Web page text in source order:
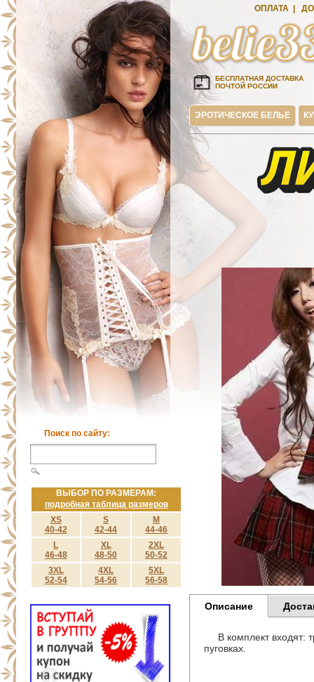
Поиск по сайту:
ВЫБОР ПО РАЗМЕРАМ:
подробная таблица размеров
XS
40-42
S
42-44
M
44-46
L
46-48
XL
48-50
2XL
50-52
3XL
52-54
4XL
54-56
5XL
56-58
ОПЛАТА
БЕСПЛАТНАЯ ДОСТАВКА
ПОЧТОЙ РОССИИ
ЭРОТИЧЕСКОЕ БЕЛЬЕ
Описание
В комплект входят:
пуговках.